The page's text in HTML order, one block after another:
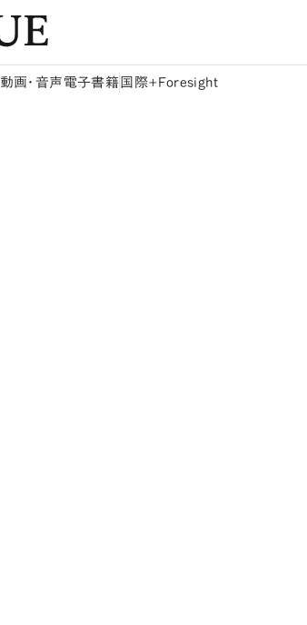
動画・音声 電子書籍 国際+Foresight